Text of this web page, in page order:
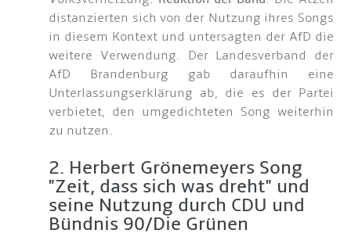
distanzierten sich von der Nutzung ihres Songs
in diesem Kontext und untersagten der AfD die
weitere Verwendung. Der Landesverband der
AfD Brandenburg gab daraufhin eine
Unterlassungserklärung ab, die es der Partei
verbietet, den umgedichteten Song weiterhin
zu nutzen.
2. Herbert Grönemeyers Song
"Zeit, dass sich was dreht" und
seine Nutzung durch CDU und
Bündnis 90/Die Grünen